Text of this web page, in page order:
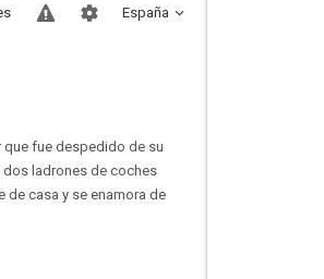
España
que fue despedido de su
dos ladrones de coches
de casa y se enamora de